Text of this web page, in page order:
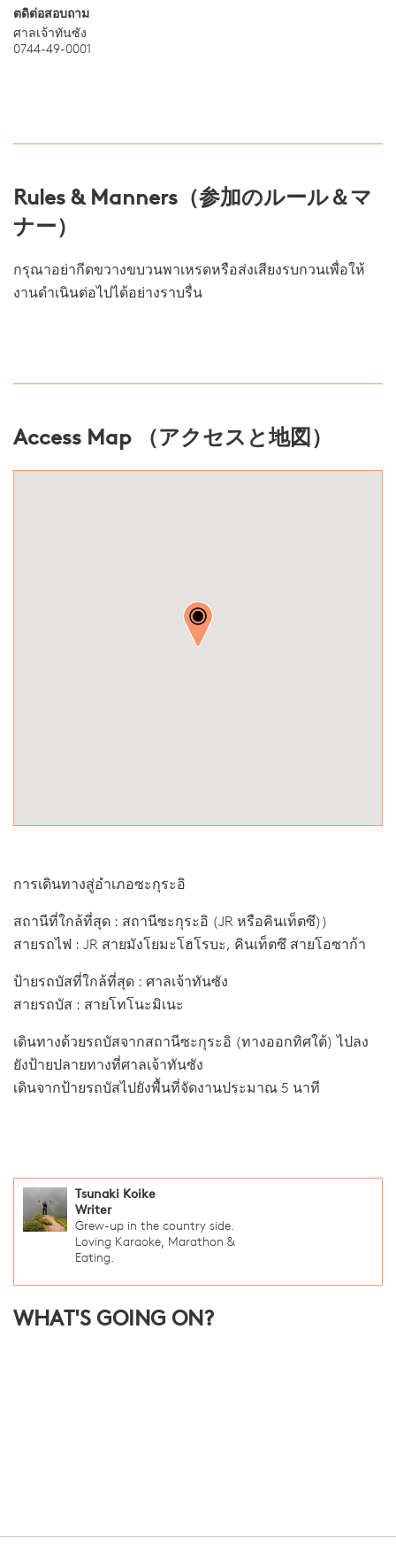
ตดิต่อสอบถาม
ศาลเจ้าทันซัง
0744-49-0001
Rules & Manners（参加のルール＆マ
ナー）
กรุณาอย่ากีดขวางขบวนพาเหรดหรือส่งเสียงรบกวนเพื่อให้
งานดำเนินต่อไปได้อย่างราบรื่น
Access Map （アクセスと地図）
การเดินทางสู่อำเภอซะกุระอิ
สถานีที่ใกล้ที่สุด : สถานีซะกุระอิ (JR หรือคินเท็ตซึ))
สายรถไฟ : JR สายมังโยมะโฮโรบะ, คินเท็ตซึ สายโอซาก้า
ป้ายรถบัสที่ใกล้ที่สุด : ศาลเจ้าทันซัง
สายรถบัส : สายโทโนะมิเนะ
เดินทางด้วยรถบัสจากสถานีซะกุระอิ (ทางออกทิศใต้) ไปลง
ยังป้ายปลายทางที่ศาลเจ้าทันซัง
เดินจากป้ายรถบัสไปยังพื้นที่จัดงานประมาณ 5 นาที
Tsunaki Koike
Writer
Grew-up in the country side.
Loving Karaoke, Marathon &
Eating.
WHAT'S GOING ON?